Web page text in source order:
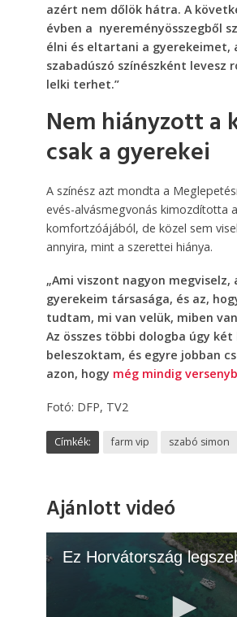
azért nem dőlök hátra. A
évben a nyereményösszegből
élni és eltartani a gyerekeimet,
szabadúszó színészként levesz
lelki terhet.”
Nem hiányzott a
csak a gyerekei
A színész azt mondta a
evés-alvásmegvonás kimozdította a
komfortzóájából, de közel sem
annyira, mint a szerettei hiánya.
„Ami viszont nagyon megviselz,
gyerekeim társasága, és az,
tudtam, mi van velük, miben
Az összes többi dologba úgy
beleszoktam, és egyre jobban
azon, hogy még mindig
Fotó: DFP, TV2
Címkék: farm vip szabó simon
Ajánlott videó